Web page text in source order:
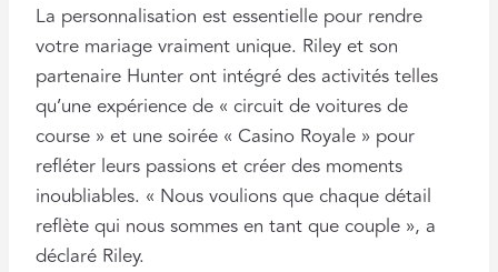
La personnalisation est essentielle pour rendre
votre mariage vraiment unique. Riley et son
partenaire Hunter ont intégré des activités telles
qu’une expérience de « circuit de voitures de
course » et une soirée « Casino Royale » pour
refléter leurs passions et créer des moments
inoubliables. « Nous voulions que chaque détail
reflète qui nous sommes en tant que couple », a
déclaré Riley.